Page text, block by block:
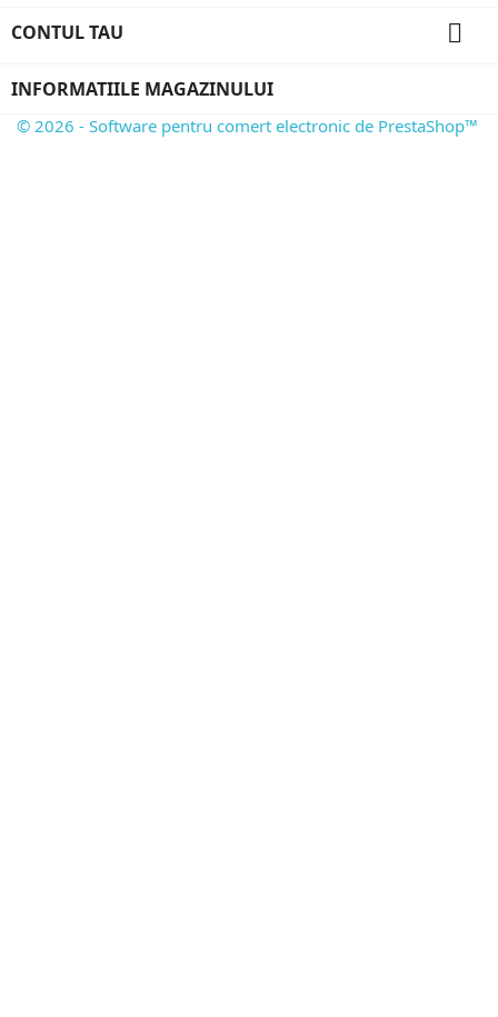
CONTUL TAU 
INFORMATIILE MAGAZINULUI
© 2026 - Software pentru comert electronic de PrestaShop™